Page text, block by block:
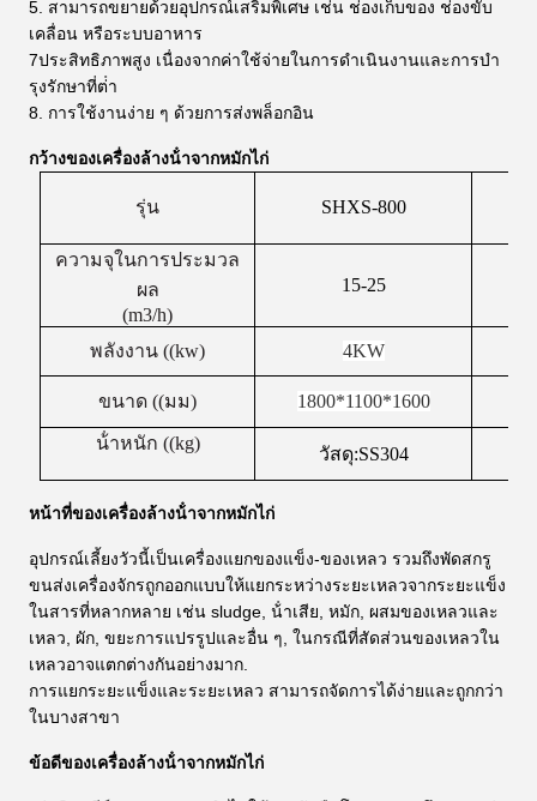
5. สามารถขยายด้วยอุปกรณ์เสริมพิเศษ เช่น ช่องเก็บของ ช่องขับ
เคลื่อน หรือระบบอาหาร
7ประสิทธิภาพสูง เนื่องจากค่าใช้จ่ายในการดําเนินงานและการบํา
รุงรักษาที่ต่ํา
8. การใช้งานง่าย ๆ ด้วยการส่งพล็อกอิน
กว้างของเครื่องล้างน้ําจากหมักไก่
รุ่น SHXS-800
ความจุในการประมวล
ผล
(m3/h)
15-25
พลังงาน ((kw) 4KW
ขนาด ((มม) 1800*1100*1600
น้ําหนัก ((kg)
วัสดุ:SS304
หน้าที่ของเครื่องล้างน้ําจากหมักไก่
อุปกรณ์เลี้ยงวัวนี้เป็นเครื่องแยกของแข็ง-ของเหลว รวมถึงพัดสกรู
ขนส่งเครื่องจักรถูกออกแบบให้แยกระหว่างระยะเหลวจากระยะแข็ง
ในสารที่หลากหลาย เช่น sludge, น้ําเสีย, หมัก, ผสมของเหลวและ
เหลว, ผัก, ขยะการแปรรูปและอื่น ๆ, ในกรณีที่สัดส่วนของเหลวใน
เหลวอาจแตกต่างกันอย่างมาก.
การแยกระยะแข็งและระยะเหลว สามารถจัดการได้ง่ายและถูกกว่า
ในบางสาขา
ข้อดีของเครื่องล้างน้ําจากหมักไก่